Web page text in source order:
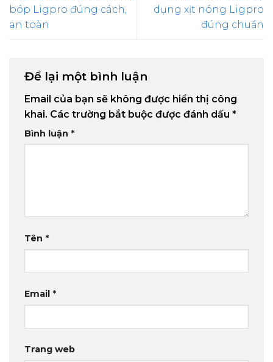
bóp Ligpro đúng cách,
an toàn
dụng xịt nóng Ligpro
đúng chuẩn
Để lại một bình luận
Email của bạn sẽ không được hiển thị công
khai. Các trường bắt buộc được đánh dấu *
Bình luận *
Tên *
Email *
Trang web